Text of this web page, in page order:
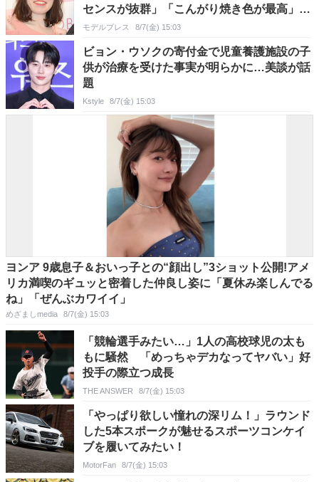
センスが抜群」「こんがり焼き色が最高」と
反響
モデルプレス 8/7(金) 15:03
ビョン・ウソクの寄付金で児童養護施設の子
供が治療を受けた事実が明らかに…美談が話
題
Kstyle 8/7(金) 15:03
ヨンア 9歳息子＆おいっ子との“顔出し”3ショット公開!アメ
リカ満喫のギュッと密着した仲良し姿に「夏休み楽しんでる
ね」「ぜんぶカワイイ」
めざましmedia 8/7(金) 15:03
「競輪選手みたい…」1人の高校球児の太も
もに騒然 「めっちゃデカなってヤバい」好
投手の際立つ成長
THE ANSWER 8/7(金) 15:03
「やっぱり欲しい憧れの深リム！」ラウンド
した5本スポークが魅せるスポーツコンケイ
ブを履いてみたい！
MotorFan 8/7(金) 15:03